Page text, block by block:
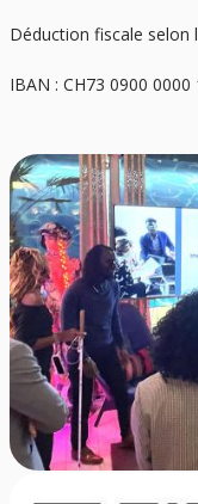
Déduction fiscale selon
IBAN : CH73 0900 0000